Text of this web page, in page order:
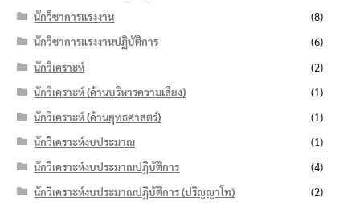
นักวิชาการแรงงาน
(8)
นักวิชาการแรงงานปฏิบัติการ
(6)
นักวิเคราะห์
(2)
นักวิเคราะห์ (ด้านบริหารความเสี่ยง)
(1)
นักวิเคราะห์ (ด้านยุทธศาสตร์)
(1)
นักวิเคราะห์งบประมาณ
(1)
นักวิเคราะห์งบประมาณปฏิบัติการ
(4)
นักวิเคราะห์งบประมาณปฏิบัติการ (ปริญญาโท)
(2)